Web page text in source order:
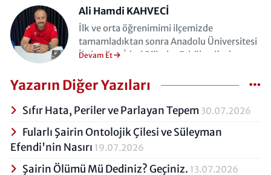
Ali Hamdi KAHVECİ
İlk ve orta öğrenimimi ilçemizde
tamamladıktan sonra Anadolu Üniversitesi
İktisadi ve İdari Bilimler Fakültesi'nden
ve web sitelerinde yayımlanan şiir ve
yazılarımla devam ettim; artık güncel
yazılarımla platformumuzda sizlerle
Devam Et
Yazarın Diğer Yazıları
Sıfır Hata, Periler ve Parlayan Tepem 30.07.2026
Fularlı Şairin Ontolojik Çilesi ve Süleyman
Efendi'nin Nasırı 19.07.2026
Şairin Ölümü Mü Dediniz? Geçiniz. 13.07.2026